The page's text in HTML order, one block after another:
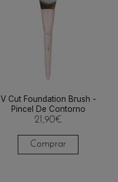
V Cut Foundation Brush -
Pincel De Contorno
21,90€
Comprar